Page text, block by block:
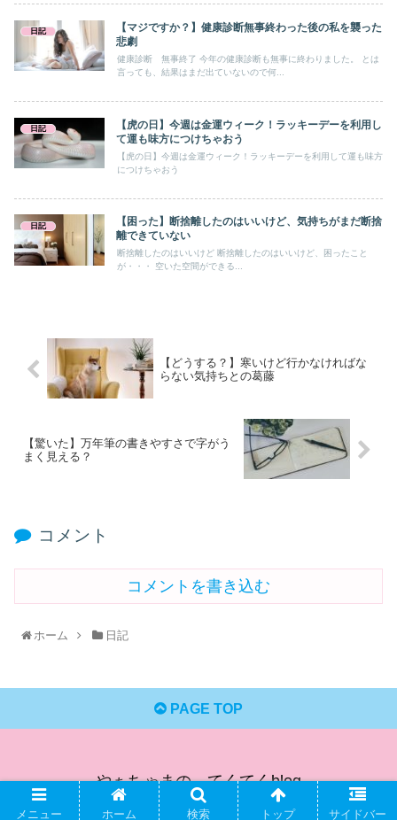
日記
【マジですか？】健康診断無事終わった後の私を襲った
悲劇
健康診断 無事終了 今年の健康診断も無事に終わりました。 とは
言っても、結果はまだ出ていないので何...
日記
【虎の日】今週は金運ウィーク！ラッキーデーを利用し
て運も味方につけちゃおう
【虎の日】今週は金運ウィーク！ラッキーデーを利用して運も味方
につけちゃおう
日記
【困った】断捨離したのはいいけど、気持ちがまだ断捨
離できていない
断捨離したのはいいけど 断捨離したのはいいけど、困ったこと
が・・・ 空いた空間ができる...
【どうする？】寒いけど行かなければな
らない気持ちとの葛藤
【驚いた】万年筆の書きやすさで字がう
まく見える？
コメント
コメントを書き込む
ホーム 日記
PAGE TOP
やぁちゃまの てくてくblog
© 2020 やぁちゃまの てくてくblog.
メニュー ホーム 検索 トップ サイドバー